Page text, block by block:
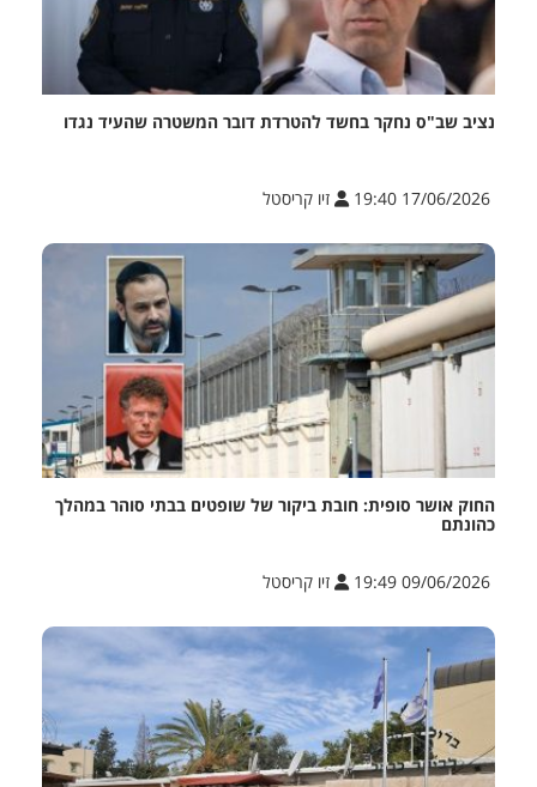
נציב שב"ס נחקר בחשד להטרדת דובר המשטרה שהעיד נגדו
17/06/2026 19:40 זיו קריסטל
החוק אושר סופית: חובת ביקור של שופטים בבתי סוהר במהלך
כהונתם
09/06/2026 19:49 זיו קריסטל